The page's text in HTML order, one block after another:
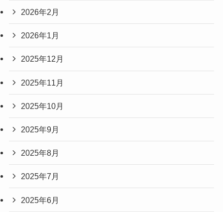
2026年2月
2026年1月
2025年12月
2025年11月
2025年10月
2025年9月
2025年8月
2025年7月
2025年6月